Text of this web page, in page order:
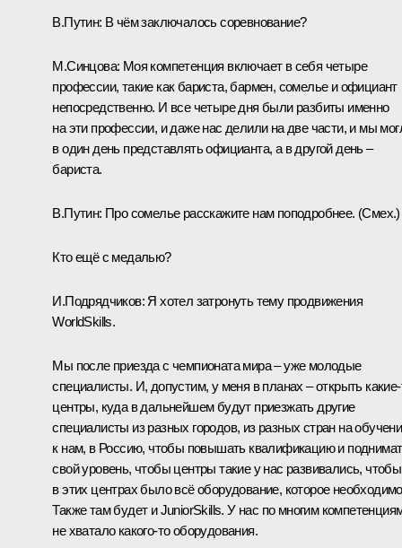
В.Путин: В чём заключалось соревнование?
М.Синцова: Моя компетенция включает в себя четыре
профессии, такие как бариста, бармен, сомелье и официант
непосредственно. И все четыре дня были разбиты именно
на эти профессии, и даже нас делили на две части, и мы
в один день представлять официанта, а в другой день –
бариста.
В.Путин: Про сомелье расскажите нам поподробнее. (Смех.)
Кто ещё с медалью?
И.Подрядчиков: Я хотел затронуть тему продвижения
WorldSkills.
Мы после приезда с чемпионата мира – уже молодые
специалисты. И, допустим, у меня в планах – открыть
центры, куда в дальнейшем будут приезжать другие
специалисты из разных городов, из разных стран на
к нам, в Россию, чтобы повышать квалификацию и
свой уровень, чтобы центры такие у нас развивались, чтобы
в этих центрах было всё оборудование, которое
Также там будет и JuniorSkills. У нас по многим
не хватало какого‑то оборудования.